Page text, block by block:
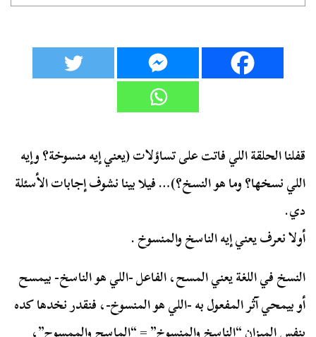
قفلنا الحلقة اللي فاتت على تساؤلات (يعني إيه منسوخة؟ وإيه
اللي نسخها؟ وما هو النسخ؟)… فيلا بينا نشوف إجابات الأسئلة
دي.
أولا نعرف يعني إيه الناسخ والمنسوخ .
النسخ في اللغة يعني المسح، الفاعل -اللي هو الناسخ- بيمسح
أو بيمحي آثر المفعول به -اللي هو المنسوخ-، فنقدر نخدها كده